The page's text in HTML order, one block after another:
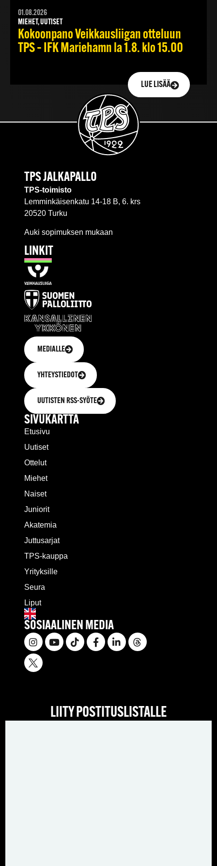
01.08.2026
MIEHET, UUTISET
Kokoonpano Veikkausliigan otteluun
TPS – IFK Mariehamn la 1.8. klo 15.00
LUE LISÄÄ
TPS JALKAPALLO
TPS-toimisto
Lemminkäisenkatu 14-18 B, 6. krs
20520 Turku
Auki sopimuksen mukaan
LINKIT
MEDIALLE
YHTEYSTIEDOT
UUTISTEN RSS-SYÖTE
SIVUKARTTA
Etusivu
Uutiset
Ottelut
Miehet
Naiset
Juniorit
Akatemia
Juttusarjat
TPS-kauppa
Yrityksille
Seura
Liput
SOSIAALINEN MEDIA
LIITY POSTITUSLISTALLE